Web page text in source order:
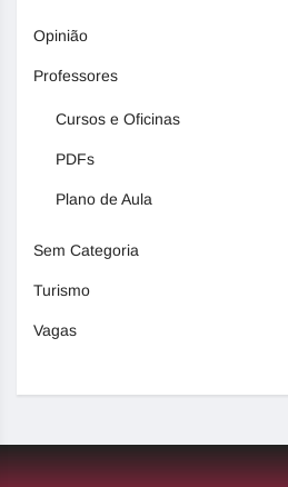
Opinião
Professores
Cursos e Oficinas
PDFs
Plano de Aula
Sem Categoria
Turismo
Vagas